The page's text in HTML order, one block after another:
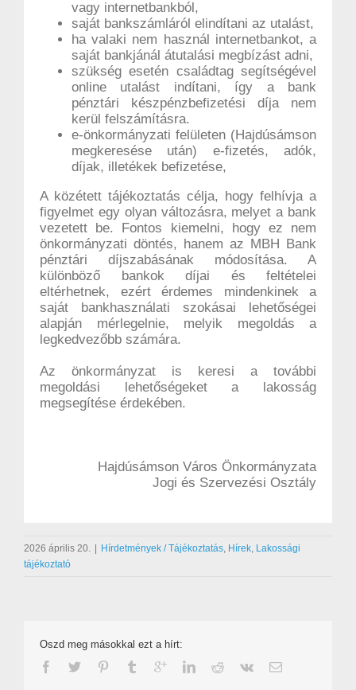
vagy internetbankból,
saját bankszámláról elindítani az utalást,
ha valaki nem használ internetbankot, a
saját bankjánál átutalási megbízást adni,
szükség esetén családtag segítségével
online utalást indítani, így a bank
pénztári készpénzbefizetési díja nem
kerül felszámításra.
e-önkormányzati felületen (Hajdúsámson
megkeresése után) e-fizetés, adók,
díjak, illetékek befizetése,
A közétett tájékoztatás célja, hogy felhívja a
figyelmet egy olyan változásra, melyet a bank
vezetett be. Fontos kiemelni, hogy ez nem
önkormányzati döntés, hanem az MBH Bank
pénztári díjszabásának módosítása. A
különböző bankok díjai és feltételei
eltérhetnek, ezért érdemes mindenkinek a
saját bankhasználati szokásai lehetőségei
alapján mérlegelnie, melyik megoldás a
legkedvezőbb számára.
Az önkormányzat is keresi a további
megoldási lehetőségeket a lakosság
megsegítése érdekében.
Hajdúsámson Város Önkormányzata
Jogi és Szervezési Osztály
2026 április 20. Hírdetmények / Tájékoztatás, Hírek, Lakossági
tájékoztató
Oszd meg másokkal ezt a hírt: